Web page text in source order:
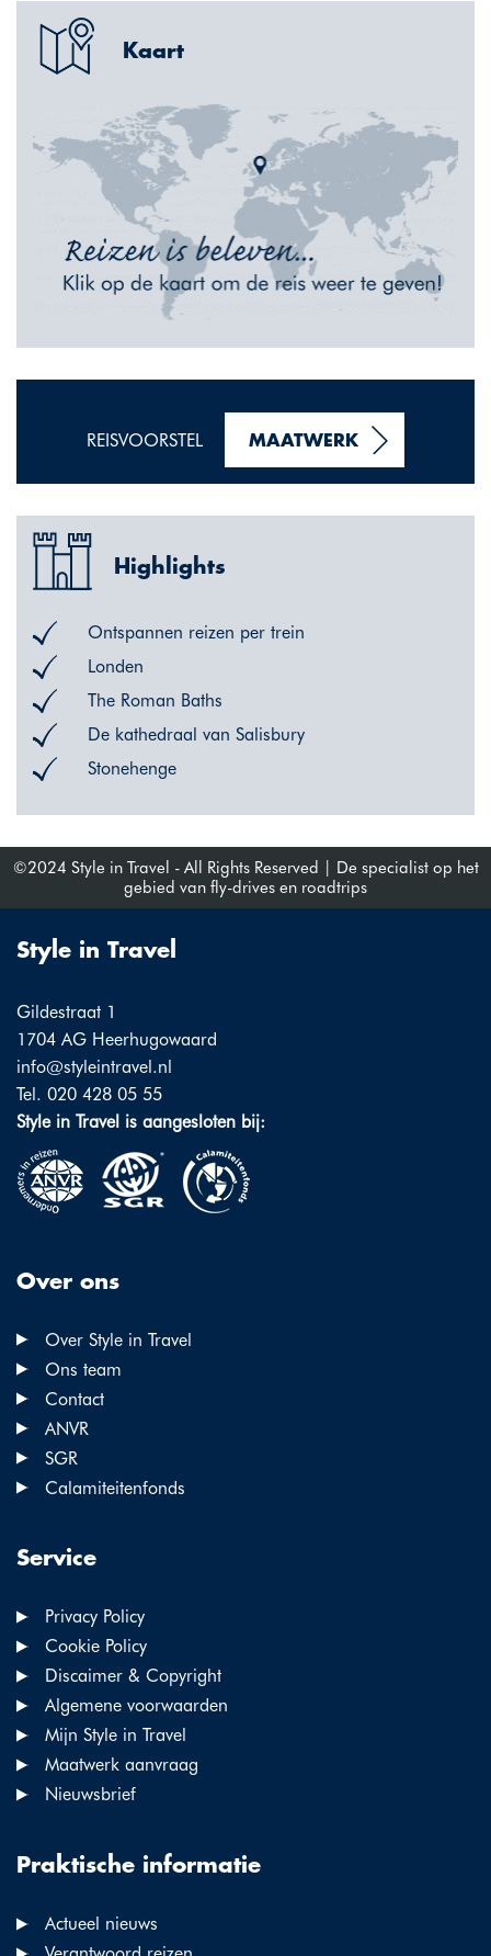
Kaart
REISVOORSTEL MAATWERK
Highlights
Ontspannen reizen per trein
Londen
The Roman Baths
De kathedraal van Salisbury
Stonehenge
©2024 Style in Travel - All Rights Reserved | De specialist op het
gebied van fly-drives en roadtrips
Style in Travel
Gildestraat 1
1704 AG Heerhugowaard
info@styleintravel.nl
Tel. 020 428 05 55
Style in Travel is aangesloten bij:
Over ons
Over Style in Travel
Ons team
Contact
ANVR
SGR
Calamiteitenfonds
Service
Privacy Policy
Cookie Policy
Discaimer & Copyright
Algemene voorwaarden
Mijn Style in Travel
Maatwerk aanvraag
Nieuwsbrief
Praktische informatie
Actueel nieuws